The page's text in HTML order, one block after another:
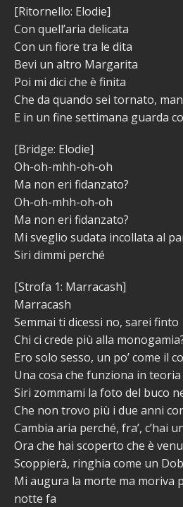
[Ritornello: Elodie]
Con quell’aria delicata
Con un fiore tra le dita
Bevi un altro Margarita
Poi mi dici che è finita
Che da quando sei tornato,
E in un fine settimana guarda
[Bridge: Elodie]
Oh-oh-mhh-oh-oh
Ma non eri fidanzato?
Oh-oh-mhh-oh-oh
Ma non eri fidanzato?
Mi sveglio sudata incollata al
Siri dimmi perché
[Strofa 1: Marracash]
Marracash
Semmai ti dicessi no, sarei finto
Chi ci crede più alla
Ero solo sesso, un po’ come il
Una cosa che funziona in teoria
Siri zommami la foto del buco
Che non trovo più i due anni
Cambia aria perché, fra’, c’hai
Ora che hai scoperto che è
Scoppierà, ringhia come un
Mi augura la morte ma moriva
notte fa